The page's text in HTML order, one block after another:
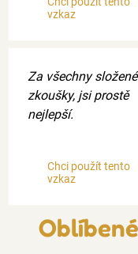
vzkaz
Za všechny složené
zkoušky, jsi prostě
nejlepší.
Chci použít tento
vzkaz